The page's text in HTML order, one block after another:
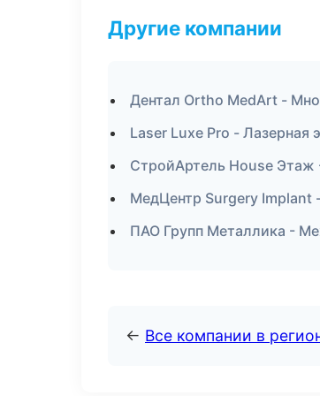
Другие компании
Дентал Ortho MedArt -
Laser Luxe Pro -
СтройАртель House
МедЦентр Surgery Implant
ПАО Групп Металлика -
← Все компании в